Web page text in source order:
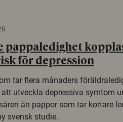
pappaledighet
för depression
tar flera månaders
att utveckla depressiva symtom
än pappor som tar kortare
svensk studie.